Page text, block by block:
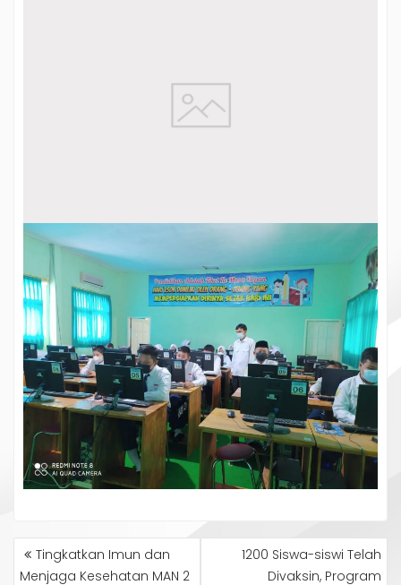
NAVIGASI
POSTingkatkan Imun dan
Menjaga Kesehatan MAN 2
1200 Siswa-siswi Telah
Divaksin, Program